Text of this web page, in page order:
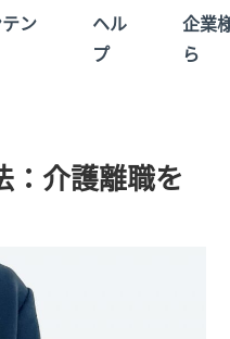
ン
ヘル
プ
企業
ら
：介護離職を